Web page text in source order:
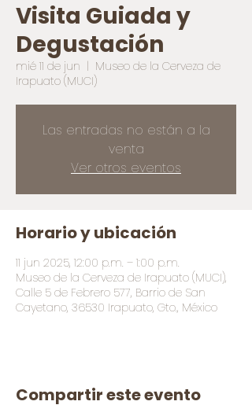
Visita Guiada y
Degustación
mié 11 de jun
  |
Museo de la Cerveza de
Irapuato (MUCI)
Las entradas no están a la
venta
Ver otros eventos
Horario y ubicación
11 jun 2025, 12:00 p.m. – 1:00 p.m.
Museo de la Cerveza de Irapuato (MUCI),
Calle 5 de Febrero 577, Barrio de San
Cayetano, 36530 Irapuato, Gto., México
Compartir este evento